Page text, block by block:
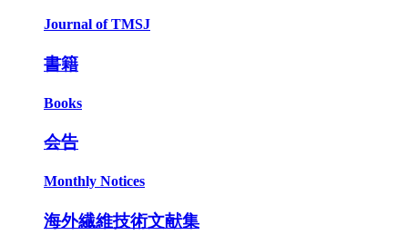
Journal of TMSJ
書籍
Books
会告
Monthly Notices
海外繊維技術文献集